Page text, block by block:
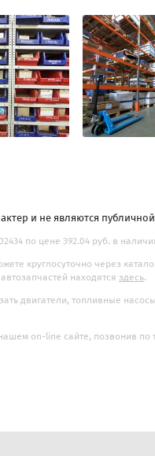
и не являются
по цене 392.04 руб. в
круглосуточно через
находятся здесь.
двигатели, топливные
on-line сайте, позвонив по